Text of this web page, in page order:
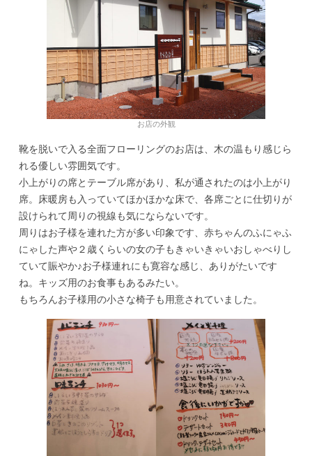
お店の外観
靴を脱いで入る全面フローリングのお店は、木の温もり感じら
れる優しい雰囲気です。
小上がりの席とテーブル席があり、私が通されたのは小上がり
席。床暖房も入っていてほかほかな床で、各席ごとに仕切りが
設けられて周りの視線も気にならないです。
周りはお子様を連れた方が多い印象です、赤ちゃんのふにゃふ
にゃした声や２歳くらいの女の子もきゃいきゃいおしゃべりし
ていて賑やか♪お子様連れにも寛容な感じ、ありがたいです
ね。キッズ用のお食事もあるみたい。
もちろんお子様用の小さな椅子も用意されていました。